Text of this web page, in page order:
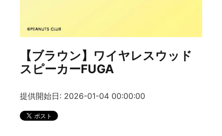
【ブラウン】ワイヤレスウッド
スピーカーFUGA
提供開始日: 2026-01-04 00:00:00